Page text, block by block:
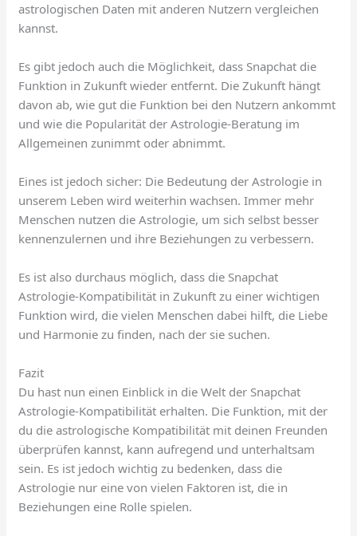
astrologischen Daten mit anderen Nutzern vergleichen
kannst.
Es gibt jedoch auch die Möglichkeit, dass Snapchat die
Funktion in Zukunft wieder entfernt. Die Zukunft hängt
davon ab, wie gut die Funktion bei den Nutzern ankommt
und wie die Popularität der Astrologie-Beratung im
Allgemeinen zunimmt oder abnimmt.
Eines ist jedoch sicher: Die Bedeutung der Astrologie in
unserem Leben wird weiterhin wachsen. Immer mehr
Menschen nutzen die Astrologie, um sich selbst besser
kennenzulernen und ihre Beziehungen zu verbessern.
Es ist also durchaus möglich, dass die Snapchat
Astrologie-Kompatibilität in Zukunft zu einer wichtigen
Funktion wird, die vielen Menschen dabei hilft, die Liebe
und Harmonie zu finden, nach der sie suchen.
Fazit
Du hast nun einen Einblick in die Welt der Snapchat
Astrologie-Kompatibilität erhalten. Die Funktion, mit der
du die astrologische Kompatibilität mit deinen Freunden
überprüfen kannst, kann aufregend und unterhaltsam
sein. Es ist jedoch wichtig zu bedenken, dass die
Astrologie nur eine von vielen Faktoren ist, die in
Beziehungen eine Rolle spielen.